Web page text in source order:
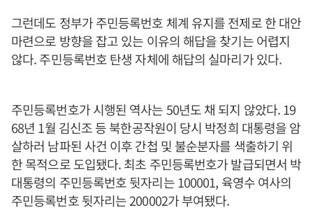
그런데도 정부가 주민등록번호 체계 유지를 전제로 한 대안
마련으로 방향을 잡고 있는 이유의 해답을 찾기는 어렵지
않다. 주민등록번호 탄생 자체에 해답의 실마리가 있다.
주민등록번호가 시행된 역사는 50년도 채 되지 않았다. 19
68년 1월 김신조 등 북한공작원이 당시 박정희 대통령을 암
살하러 남파된 사건 이후 간첩 및 불순분자를 색출하기 위
한 목적으로 도입됐다. 최초 주민등록번호가 발급되면서 박
대통령의 주민등록번호 뒷자리는 100001, 육영수 여사의
주민등록번호 뒷자리는 200002가 부여됐다.